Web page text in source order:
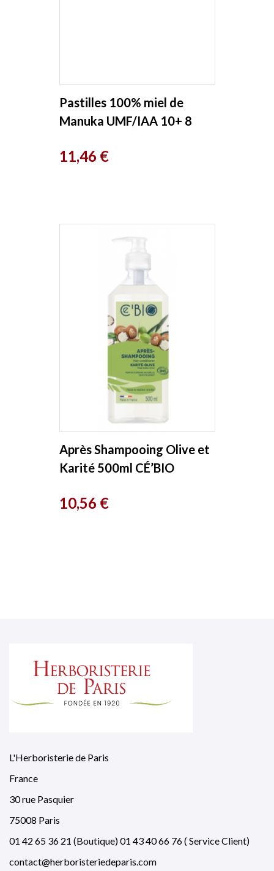
Pastilles 100% miel de
Manuka UMF/IAA 10+ 8
Compagnies
Prix
11,46 €
Après Shampooing Olive et
Karité 500ml CÉ’BIO
Prix
10,56 €
L'Herboristerie de Paris
France
30 rue Pasquier
75008 Paris
01 42 65 36 21 (Boutique) 01 43 40 66 76 ( Service Client)
contact@herboristeriedeparis.com